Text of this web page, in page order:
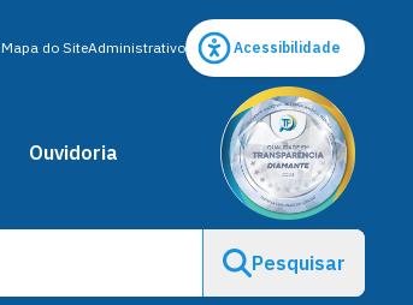
Mapa do SiteAdministrativo Acessibilidade
Ouvidoria
Pesquisar